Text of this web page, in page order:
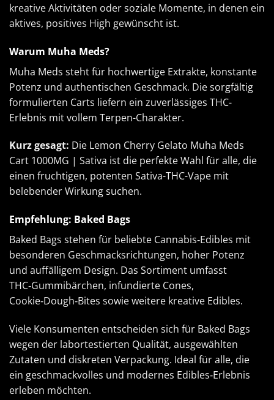
kreative Aktivitäten oder soziale Momente, in denen ein
aktives, positives High gewünscht ist.
Warum Muha Meds?
Muha Meds steht für hochwertige Extrakte, konstante
Potenz und authentischen Geschmack. Die sorgfältig
formulierten Carts liefern ein zuverlässiges THC-
Erlebnis mit vollem Terpen-Charakter.
Kurz gesagt: Die Lemon Cherry Gelato Muha Meds
Cart 1000MG | Sativa ist die perfekte Wahl für alle, die
einen fruchtigen, potenten Sativa-THC-Vape mit
belebender Wirkung suchen.
Empfehlung: Baked Bags
Baked Bags stehen für beliebte Cannabis‑Edibles mit
besonderen Geschmacksrichtungen, hoher Potenz
und auffälligem Design. Das Sortiment umfasst
THC‑Gummibärchen, infundierte Cones,
Cookie‑Dough‑Bites sowie weitere kreative Edibles.
Viele Konsumenten entscheiden sich für Baked Bags
wegen der labortestierten Qualität, ausgewählten
Zutaten und diskreten Verpackung. Ideal für alle, die
ein geschmackvolles und modernes Edibles‑Erlebnis
erleben möchten.